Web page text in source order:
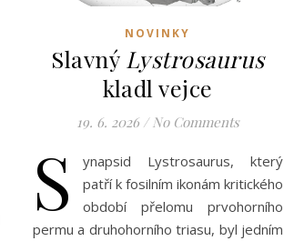
NOVINKY
Slavný Lystrosaurus
kladl vejce
19. 6. 2026 / No Comments
S
ynapsid Lystrosaurus, který
patří k fosilním ikonám kritického
období přelomu prvohorního
permu a druhohorního triasu, byl jedním